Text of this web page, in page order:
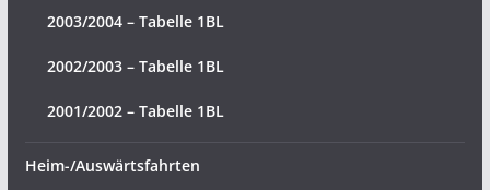
2003/2004 – Tabelle 1BL
2002/2003 – Tabelle 1BL
2001/2002 – Tabelle 1BL
Heim-/Auswärtsfahrten